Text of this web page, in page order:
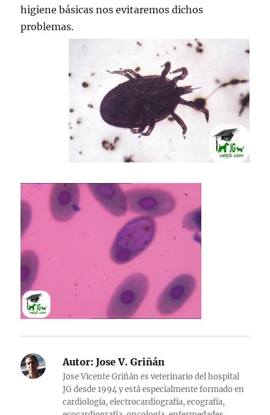
higiene básicas nos evitaremos dichos
problemas.
Autor: Jose V. Griñán
Jose Vicente Griñán es veterinario del hospital
JG desde 1994 y está especialmente formado en
cardiología, electrocardiografía, ecografía,